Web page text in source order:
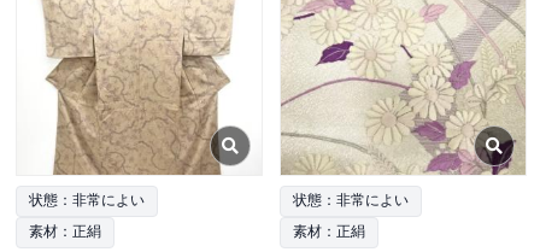
状態：非常によい
素材：正絹
状態：非常によい
素材：正絹